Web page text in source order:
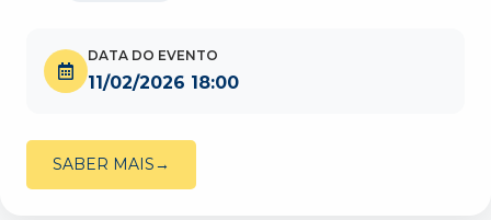
DATA DO EVENTO
11/02/2026 18:00
SABER MAIS